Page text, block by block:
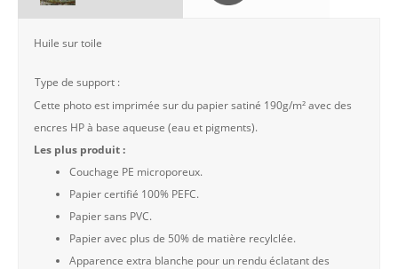
Huile sur toile
Type de support :
Cette photo est imprimée sur du papier satiné 190g/m² avec des
encres HP à base aqueuse (eau et pigments).
Les plus produit :
Couchage PE microporeux.
Papier certifié 100% PEFC.
Papier sans PVC.
Papier avec plus de 50% de matière recylclée.
Apparence extra blanche pour un rendu éclatant des